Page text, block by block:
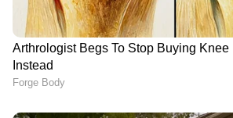
നന്നായി തേച്ചുപിടിപ്പിക്കുക. 30
ചെറുചൂടുവെള്ളത്തില്‍ തല
LATEST VIDEOS